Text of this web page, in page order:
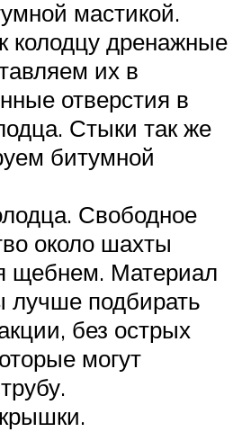
мастикой.
колодцу дренажные
их в
отверстия в
Стыки так же
битумной
Свободное
около шахты
щебнем. Материал
лучше подбирать
без острых
могут